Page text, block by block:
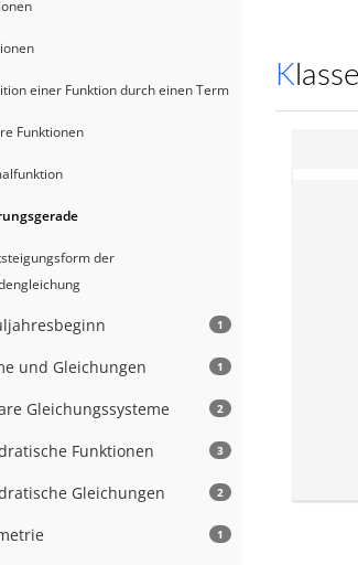
einer Funktion durch einen Term
Funktionen
der
1
1
und Gleichungen
2
Gleichungssysteme
3
Funktionen
2
Gleichungen
1